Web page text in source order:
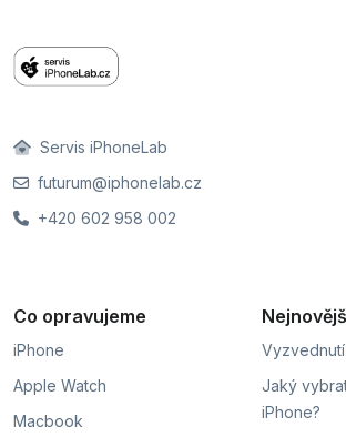
Servis iPhoneLab
futurum@iphonelab.cz
+420 602 958 002
Co opravujeme
iPhone
Apple Watch
Macbook
Jaký
iPhone?